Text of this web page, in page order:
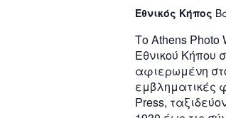
Εθνικός Κήπος
Το Athens
Εθνικού Κήπου
αφιερωμένη
εμβληματικές
Press,